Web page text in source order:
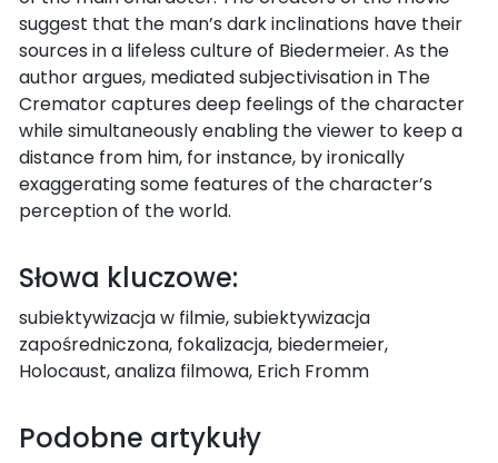
suggest that the man’s dark inclinations have their
sources in a lifeless culture of Biedermeier. As the
author argues, mediated subjectivisation in The
Cremator captures deep feelings of the character
while simultaneously enabling the viewer to keep a
distance from him, for instance, by ironically
exaggerating some features of the character’s
perception of the world.
Słowa kluczowe:
subiektywizacja w filmie, subiektywizacja
zapośredniczona, fokalizacja, biedermeier,
Holocaust, analiza filmowa, Erich Fromm
Podobne artykuły